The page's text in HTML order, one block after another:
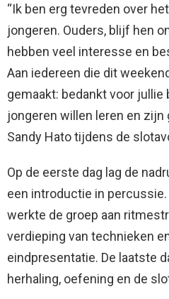
“Ik ben erg tevreden over
jongeren. Ouders, blijf hen
hebben veel interesse en
Aan iedereen die dit
gemaakt: bedankt voor jullie
jongeren willen leren en zijn
Sandy Hato tijdens de
Op de eerste dag lag de
een introductie in percussie.
werkte de groep aan
verdieping van technieken
eindpresentatie. De laatste
herhaling, oefening en de